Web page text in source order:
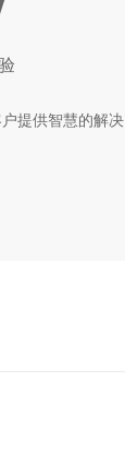
提供智慧的解决